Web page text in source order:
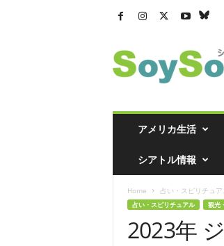
ト
ル
アメリカ生活
シアトル情報
Home 占い・スピリチュア
占い・スピリチュアル 観光
2023年